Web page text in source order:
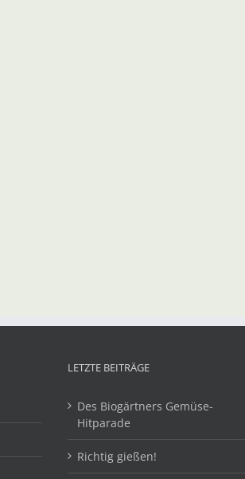
LETZTE BEITRÄGE
Des Biogärtners Gemüse-
Hitparade
Richtig gießen!